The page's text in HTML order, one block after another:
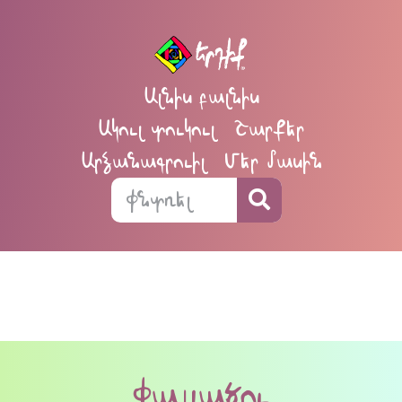
Ալնիս բալնիս
Ակուլ տուկուլ
Շարքեր
Արձանագրուիլ
Մեր մասին